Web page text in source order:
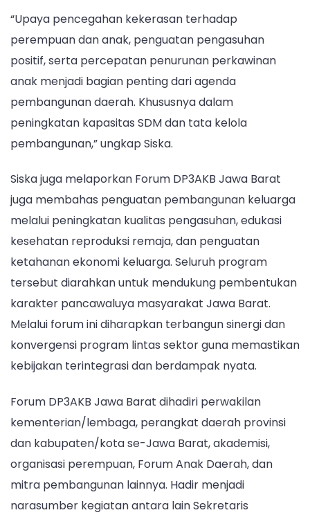
“Upaya pencegahan kekerasan terhadap
perempuan dan anak, penguatan pengasuhan
positif, serta percepatan penurunan perkawinan
anak menjadi bagian penting dari agenda
pembangunan daerah. Khususnya dalam
peningkatan kapasitas SDM dan tata kelola
pembangunan,” ungkap Siska.
Siska juga melaporkan Forum DP3AKB Jawa Barat
juga membahas penguatan pembangunan keluarga
melalui peningkatan kualitas pengasuhan, edukasi
kesehatan reproduksi remaja, dan penguatan
ketahanan ekonomi keluarga. Seluruh program
tersebut diarahkan untuk mendukung pembentukan
karakter pancawaluya masyarakat Jawa Barat.
Melalui forum ini diharapkan terbangun sinergi dan
konvergensi program lintas sektor guna memastikan
kebijakan terintegrasi dan berdampak nyata.
Forum DP3AKB Jawa Barat dihadiri perwakilan
kementerian/lembaga, perangkat daerah provinsi
dan kabupaten/kota se-Jawa Barat, akademisi,
organisasi perempuan, Forum Anak Daerah, dan
mitra pembangunan lainnya. Hadir menjadi
narasumber kegiatan antara lain Sekretaris